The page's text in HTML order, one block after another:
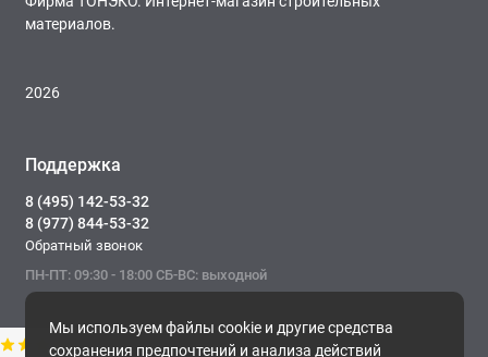
Мы используем файлы cookie и другие средства
сохранения предпочтений и анализа действий
материалов.
2026
Поддержка
8 (495) 142-53-32
8 (977) 844-53-32
Обратный звонок
ПН-ПТ: 09:30 - 18:00 СБ-ВС: выходной